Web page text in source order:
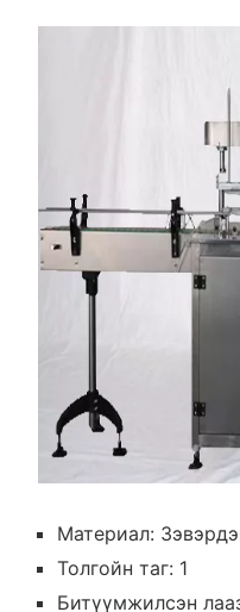
Материал:
Толгойн таг: 1
Битүүмжилсэн